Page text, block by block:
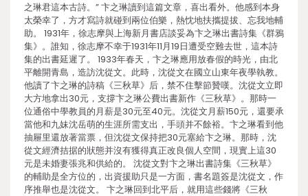
之琳君這本古詩。” 卞之琳讀到這篇文章，喜出看外。他感到本身
太榮幸了，方才寫詩就碰到兩位伯樂，熱忱地扶攜提拔、忘我地輔
助。 1931年，徐志摩與上海新月書店談妥為卞之琳出書詩集《群鴉
集》。誰知，徐志摩不幸于1931年11月19日遭受空難去世，這本詩
集的出書延遲了。 1933年春天，卞之琳應用放春假的時光，由北
平離開青島，造訪沈從文。此時，沈從文在國立山東年夜學執教。
他讀了卞之琳的詩稿《三秋草》后，禁不住擊節贊嘆。沈從文立即
大方地拿出30元，支撐卞之琳公費出書新作《三秋草》。那時一
位通俗中學教員的月薪是30元至40元。沈從文月薪150元，還要承
當他和九妹沈岳萌的生涯所需支出，手頭并不餘裕。卞之琳看到他
抽屜里還放著當票，但沈從文保持把30元塞給卞之琳。那時，沈
從文經濟拮据的狀態并沒有獲得真正改良個人空間，現實上這30
元是未婚妻張兆和供給的。 沈從文對卞之琳出書詩集《三秋草》
的輔助是全方位的，出資援助只是一方面，書名題簽是沈從文，作
序推舉也是沈從文。 卞之琳回到北平后，就用這些錢將《三秋